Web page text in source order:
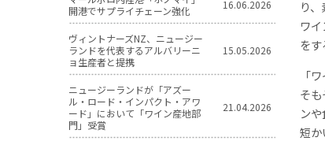
開港でサプライチェーン強化
16.06.2026
ヴィントナーズNZ、ニュージー
ランドを代表するアルバリーニ
ョ生産者と提携
15.05.2026
ニュージーランドが「アズー
ル・ロード・インパクト・アワ
ード」において「ワイン産地部
門」受賞
21.04.2026
り
ワ
を
「
そ
ン
短か